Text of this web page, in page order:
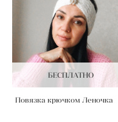
БЕСПЛАТНО
Повязка крючком Леночка